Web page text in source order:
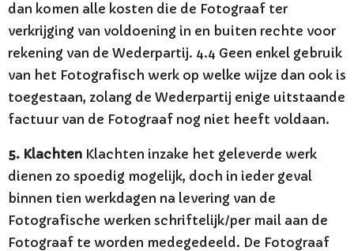
dan komen alle kosten die de Fotograaf ter
verkrijging van voldoening in en buiten rechte voor
rekening van de Wederpartij. 4.4 Geen enkel gebruik
van het Fotografisch werk op welke wijze dan ook is
toegestaan, zolang de Wederpartij enige uitstaande
factuur van de Fotograaf nog niet heeft voldaan.
5. Klachten Klachten inzake het geleverde werk
dienen zo spoedig mogelijk, doch in ieder geval
binnen tien werkdagen na levering van de
Fotografische werken schriftelijk/per mail aan de
Fotograaf te worden medegedeeld. De Fotograaf